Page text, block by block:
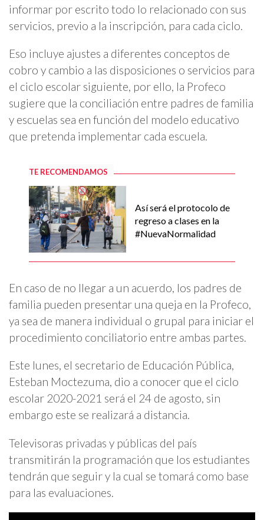
informar por escrito todo lo relacionado con sus
servicios, previo a la inscripción, para cada ciclo.
Eso incluye ajustes a diferentes conceptos de
cobro y cambio a las disposiciones o servicios para
el ciclo escolar siguiente, por ello, la Profeco
sugiere que la conciliación entre padres de familia
y escuelas sea en función del modelo educativo
que pretenda implementar cada escuela.
TE RECOMENDAMOS
Así será el protocolo de
regreso a clases en la
#NuevaNormalidad
En caso de no llegar a un acuerdo, los padres de
familia pueden presentar una queja en la Profeco,
ya sea de manera individual o grupal para iniciar el
procedimiento conciliatorio entre ambas partes.
Este lunes, el secretario de Educación Pública,
Esteban Moctezuma, dio a conocer que el ciclo
escolar 2020-2021 será el 24 de agosto, sin
embargo este se realizará a distancia.
Televisoras privadas y públicas del país
transmitirán la programación que los estudiantes
tendrán que seguir y la cual se tomará como base
para las evaluaciones.